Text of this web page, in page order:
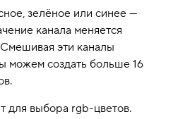
зелёное или синее —
канала меняется
эти каналы
можем создать больше 16
для выбора rgb-цветов.